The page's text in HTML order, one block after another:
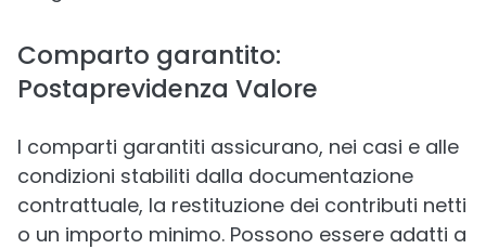
Comparto garantito:
Postaprevidenza Valore
I comparti garantiti assicurano, nei casi e alle
condizioni stabiliti dalla documentazione
contrattuale, la restituzione dei contributi netti
o un importo minimo. Possono essere adatti a